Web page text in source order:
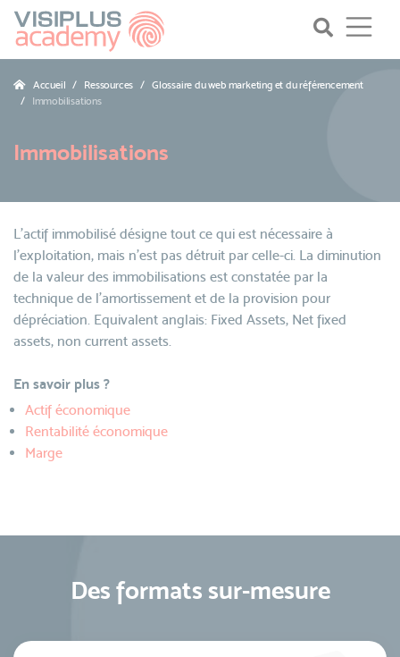
Accueil Ressources
Glossaire du web marketing et du référencement
Immobilisations
Immobilisations
L'actif immobilisé désigne tout ce qui est nécessaire à
l'exploitation, mais n'est pas détruit par celle-ci. La diminution
de la valeur des immobilisations est constatée par la
technique de l'amortissement et de la provision pour
dépréciation. Equivalent anglais: Fixed Assets, Net fixed
assets, non current assets.
En savoir plus ?
Actif économique
Rentabilité économique
Marge
Des formats sur-mesure